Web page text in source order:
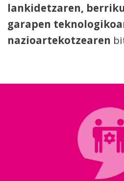
lankidetzaren,
garapen
nazioartekotzearen